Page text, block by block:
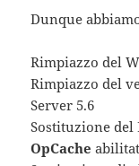
Dunque
Rimpiazzo del
Rimpiazzo del
Server 5.6
Sostituzione del
OpCache